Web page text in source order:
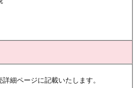
細ページに記載いたします。